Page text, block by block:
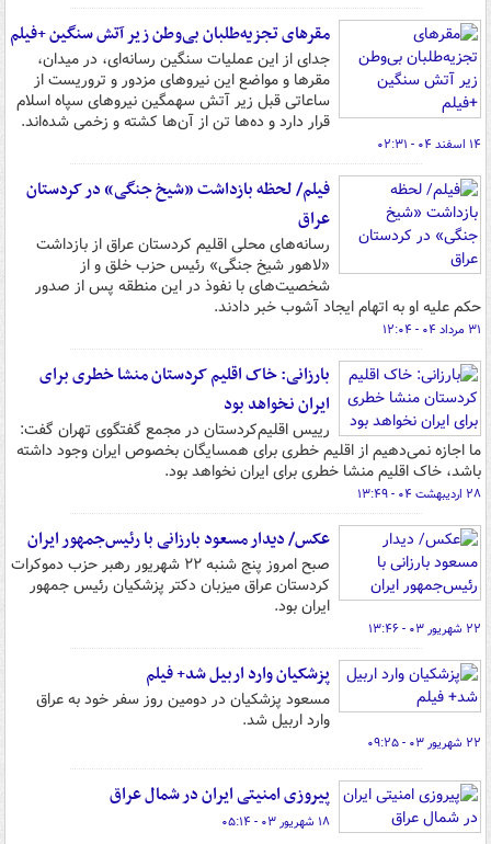
مقرهای تجزیه‌طلبان بی‌وطن زیر آتش سنگین +فیلم
جدای از این عملیات سنگین رسانه‌ای، در میدان،
مقرها و مواضع این نیروهای مزدور و تروریست از
ساعاتی قبل زیر آتش سهمگین نیروهای سپاه اسلام
قرار دارد و ده‌ها تن از آن‌ها کشته و زخمی شده‌اند.
۱۴ اسفند ۰۴ - ۰۲:۳۱
فیلم/ لحظه بازداشت «شیخ جنگی» در کردستان
عراق
رسانه‌های محلی اقلیم کردستان عراق از بازداشت
«لاهور شیخ جنگی» رئیس حزب خلق و از
شخصیت‌های با نفوذ در این منطقه پس از صدور
حکم علیه او به اتهام ایجاد آشوب خبر دادند.
۳۱ مرداد ۰۴ - ۱۲:۰۴
بارزانی: خاک اقلیم کردستان منشا خطری برای
ایران‌ نخواهد بود
رییس اقلیم‌کردستان در مجمع گفتگوی تهران گفت:
ما اجازه نمی‌دهیم از اقلیم‌ خطری برای همسایگان بخصوص ایران وجود داشته
باشد، خاک اقلیم منشا خطری برای ایران‌ نخواهد بود.
۲۸ اردیبهشت ۰۴ - ۱۳:۴۹
عکس/ دیدار مسعود بارزانی با رئیس‌جمهور ایران
صبح امروز پنج شنبه ۲۲ شهریور رهبر حزب دموکرات
کردستان عراق میزبان دکتر پزشکیان رئیس جمهور
ایران بود.
۲۲ شهریور ۰۳ - ۱۳:۴۶
پزشکیان وارد اربیل شد+ فیلم
مسعود پزشکیان در دومین روز سفر خود به عراق
وارد اربیل شد.
۲۲ شهریور ۰۳ - ۰۹:۲۵
پیروزی امنیتی ایران در شمال عراق
۱۸ شهریور ۰۳ - ۰۵:۱۴